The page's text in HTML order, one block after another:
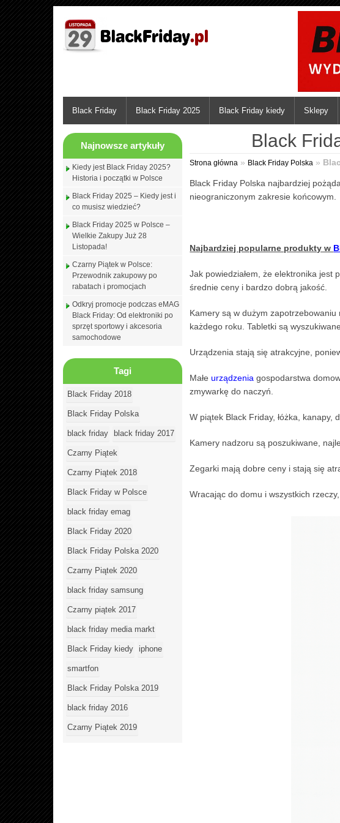
Black Friday Black Friday 2025 Black Friday kiedy Sklepy
Najnowsze artykuły
Kiedy jest Black Friday 2025?
Historia i początki w Polsce
Black Friday 2025 – Kiedy jest i
co musisz wiedzieć?
Black Friday 2025 w Polsce –
Wielkie Zakupy Już 28
Listopada!
Czarny Piątek w Polsce:
Przewodnik zakupowy po
rabatach i promocjach
Odkryj promocje podczas eMAG
Black Friday: Od elektroniki po
sprzęt sportowy i akcesoria
samochodowe
Tagi
Black Friday 2018
Black Friday Polska
black friday black friday 2017
Czarny Piątek
Czarny Piątek 2018
Black Friday w Polsce
black friday emag
Black Friday 2020
Black Friday Polska 2020
Czarny Piątek 2020
black friday samsung
Czarny piątek 2017
black friday media markt
Black Friday kiedy iphone
smartfon
Black Friday Polska 2019
black friday 2016
Czarny Piątek 2019
Black
Strona główna » Black Friday Polska »
Black Friday Polska najbardziej
nieograniczonym zakresie końcowym.
Najbardziej popularne produkty w
Jak powiedziałem, że elektronika
średnie ceny i bardzo dobrą jakość.
Kamery są w dużym zapotrzebowaniu
każdego roku. Tabletki są
Urządzenia stają się atrakcyjne,
Małeurządzenia gospodarstwa
zmywarkę do naczyń.
W piątek Black Friday, łóżka, kanapy,
Kamery nadzoru są poszukiwane,
Zegarki mają dobre ceny i stają się
Wracając do domu i wszystkich